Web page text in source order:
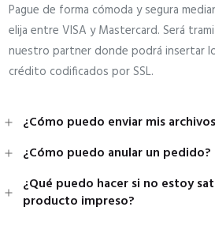
Pague de forma cómoda y segura
elija entre VISA y Mastercard. Será
nuestro partner donde podrá insertar
crédito codificados por SSL.
¿Cómo puedo enviar mis
¿Cómo puedo anular un pedido?
¿Qué puedo hacer si no estoy
producto impreso?